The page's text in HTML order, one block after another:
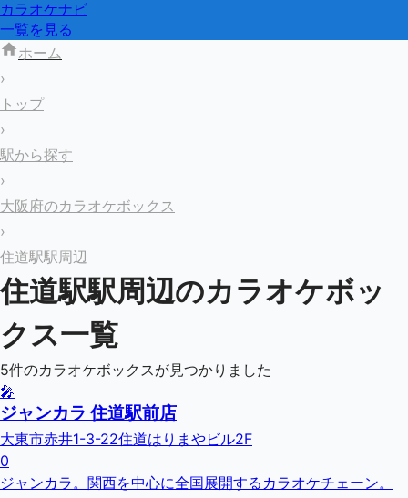
カラオケナビ
一覧を見る
ホーム
›
トップ
›
駅から探す
›
大阪府のカラオケボックス
›
住道駅駅周辺
住道駅駅周辺のカラオケボッ
クス一覧
5件のカラオケボックスが見つかりました
🎤
ジャンカラ 住道駅前店
大東市赤井1-3-22住道はりまやビル2F
0
ジャンカラ。関西を中心に全国展開するカラオケチェーン。